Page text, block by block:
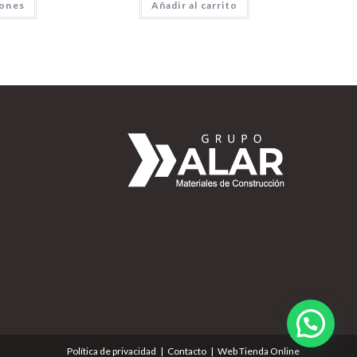
Añadir al carrito
Política de privacidad Contacto Web Tienda Online